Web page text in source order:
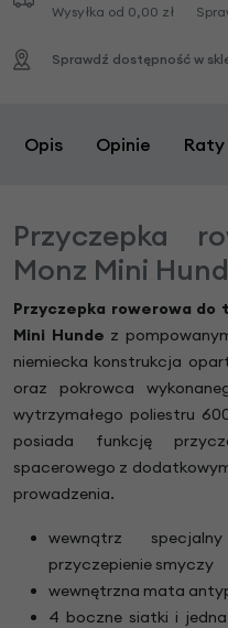
Wysyłka od 0,00 zł
Sprawdź dostępność w
Opis Opinie Raty
Przyczepka
Monz Mini
Przyczepka rowerowa do
Mini Hunde z
niemiecka konstrukcja
oraz pokrowca
wytrzymałego poliestru
posiada funkcję
spacerowego z
prowadzenia.
wewnątrz
przyczepienie smyczy
wewnętrzna mata
4 boczne siatki i